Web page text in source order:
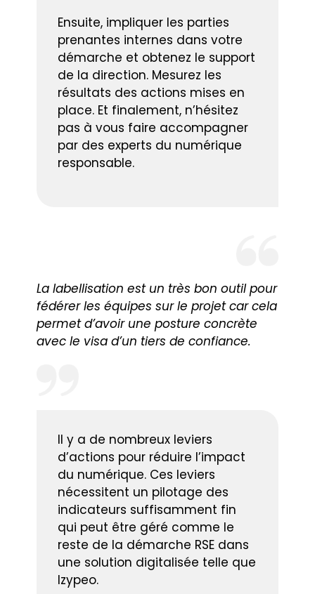
Ensuite, impliquer les parties
prenantes internes dans votre
démarche et obtenez le support
de la direction. Mesurez les
résultats des actions mises en
place. Et finalement, n’hésitez
pas à vous faire accompagner
par des experts du numérique
responsable.
La labellisation est un très bon outil pour
fédérer les équipes sur le projet car cela
permet d’avoir une posture concrète
avec le visa d’un tiers de confiance.
Il y a de nombreux leviers
d’actions pour réduire l’impact
du numérique. Ces leviers
nécessitent un pilotage des
indicateurs suffisamment fin
qui peut être géré comme le
reste de la démarche RSE dans
une solution digitalisée telle que
Izypeo.